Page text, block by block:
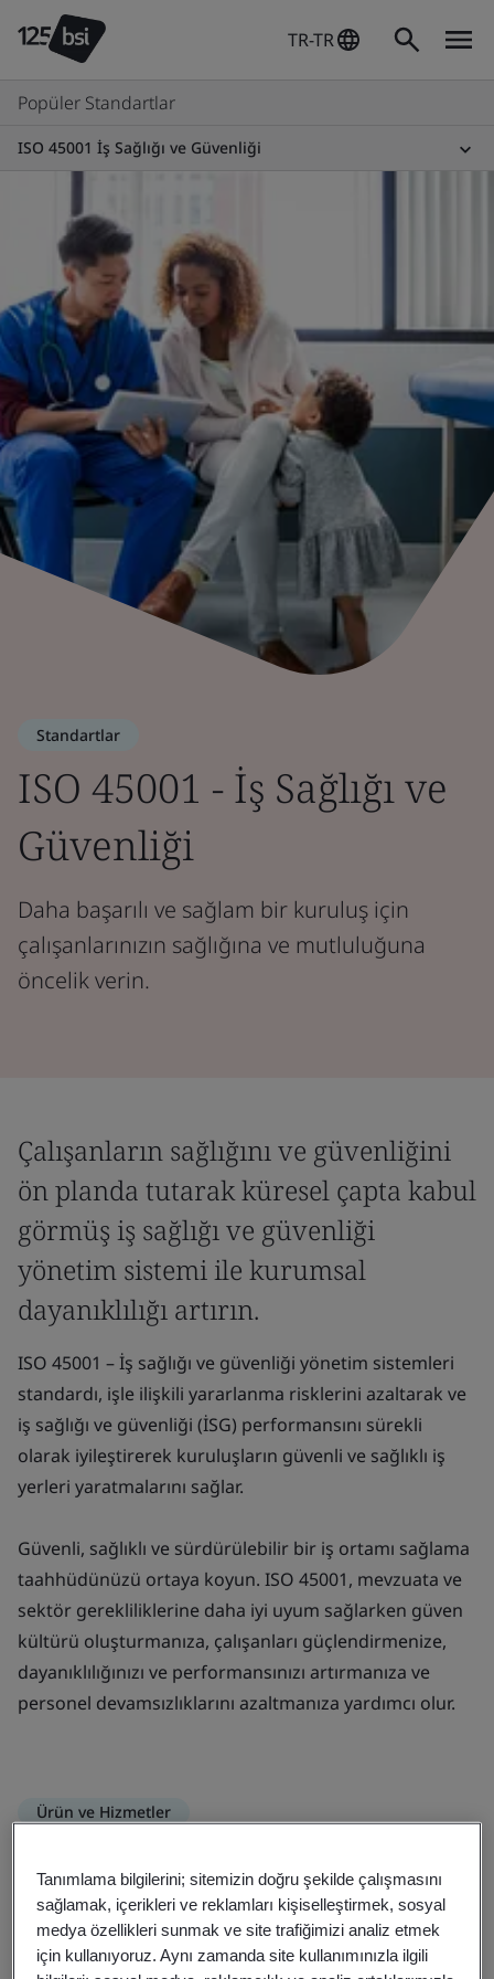
TR-TR
Popüler Standartlar
ISO 45001 İş Sağlığı ve Güvenliği
Standartlar
ISO 45001 - İş Sağlığı ve
Güvenliği
Daha başarılı ve sağlam bir kuruluş için
çalışanlarınızın sağlığına ve mutluluğuna
öncelik verin.
Çalışanların sağlığını ve güvenliğini
ön planda tutarak küresel çapta kabul
görmüş iş sağlığı ve güvenliği
yönetim sistemi ile kurumsal
dayanıklılığı artırın.
ISO 45001 – İş sağlığı ve güvenliği yönetim sistemleri
standardı, işle ilişkili yararlanma risklerini azaltarak ve
iş sağlığı ve güvenliği (İSG) performansını sürekli
olarak iyileştirerek kuruluşların güvenli ve sağlıklı iş
yerleri yaratmalarını sağlar.
Güvenli, sağlıklı ve sürdürülebilir bir iş ortamı sağlama
taahhüdünüzü ortaya koyun. ISO 45001, mevzuata ve
sektör gerekliliklerine daha iyi uyum sağlarken güven
kültürü oluşturmanıza, çalışanları güçlendirmenize,
dayanıklılığınızı ve performansınızı artırmanıza ve
personel devamsızlıklarını azaltmanıza yardımcı olur.
Ürün ve Hizmetler
yönetim sistemini uygulamaya
koyun
Tanımlama bilgilerini; sitemizin doğru şekilde çalışmasını
sağlamak, içerikleri ve reklamları kişiselleştirmek, sosyal
medya özellikleri sunmak ve site trafiğimizi analiz etmek
için kullanıyoruz. Aynı zamanda site kullanımınızla ilgili